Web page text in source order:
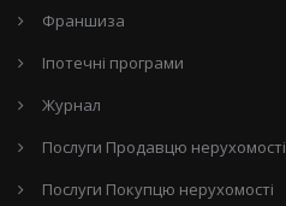
Франшиза
Іпотечні програми
Журнал
Послуги Продавцю нерухомості
Послуги Покупцю нерухомості